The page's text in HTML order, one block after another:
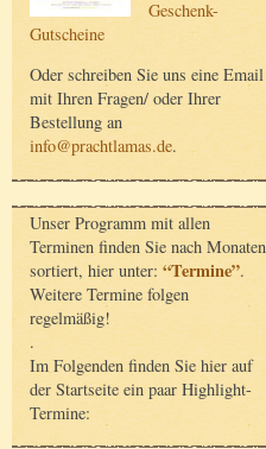
Geschenk-
Gutscheine
Oder schreiben Sie uns eine Email
mit Ihren Fragen/ oder Ihrer
Bestellung an
info@prachtlamas.de.
Unser Programm mit allen
Terminen finden Sie nach Monaten
sortiert, hier unter: “Termine”.
Weitere Termine folgen
regelmäßig!
.
Im Folgenden finden Sie hier auf
der Startseite ein paar Highlight-
Termine: